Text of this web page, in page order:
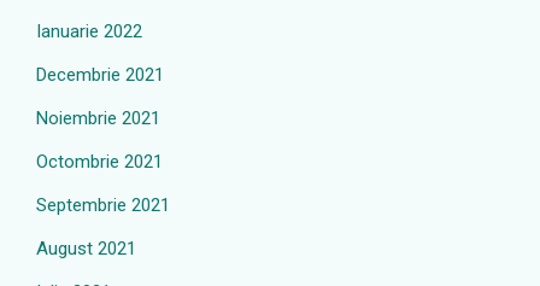
Ianuarie 2022
Decembrie 2021
Noiembrie 2021
Octombrie 2021
Septembrie 2021
August 2021